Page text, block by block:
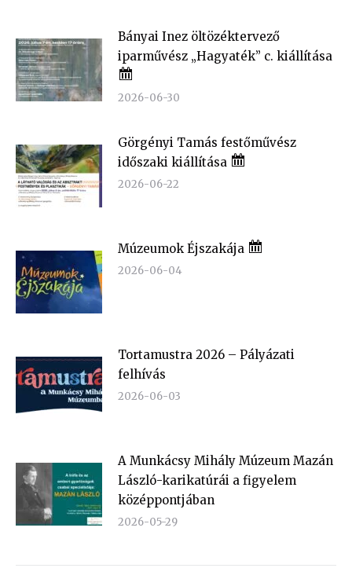
Bányai Inez öltözéktervező
iparművész „Hagyaték” c. kiállítása
2026-06-30
Görgényi Tamás festőművész
időszaki kiállítása
2026-06-22
Múzeumok Éjszakája
2026-06-04
Tortamustra 2026 – Pályázati
felhívás
2026-06-03
A Munkácsy Mihály Múzeum Mazán
László-karikatúrái a figyelem
középpontjában
2026-05-29